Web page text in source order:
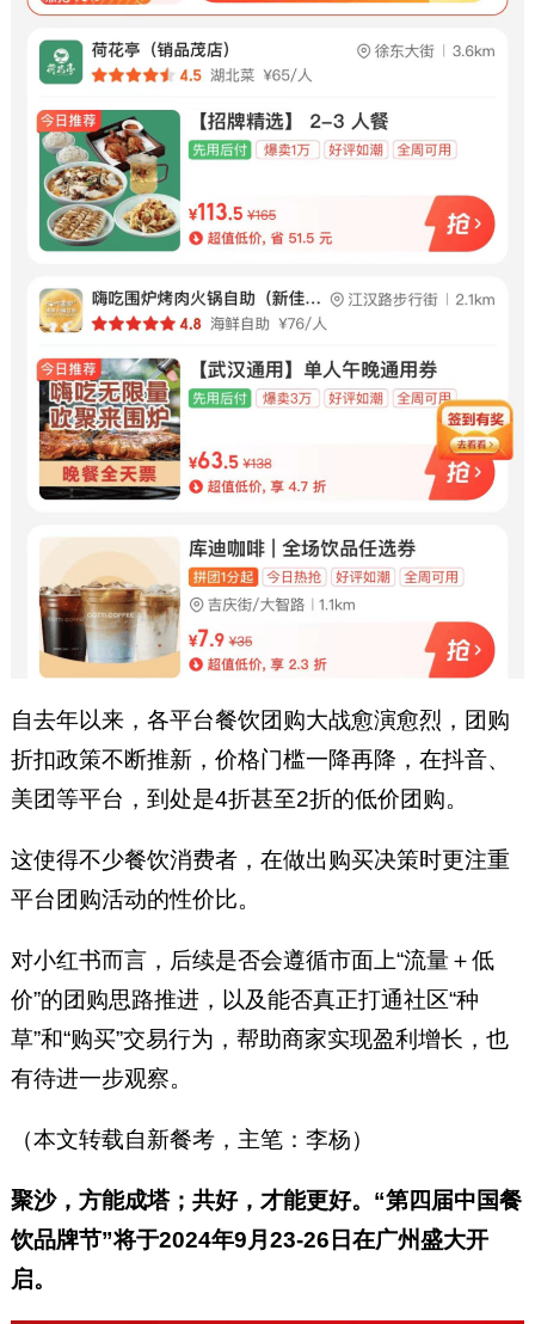
自去年以来，各平台餐饮团购大战愈演愈烈，团购
折扣政策不断推新，价格门槛一降再降，在抖音、
美团等平台，到处是4折甚至2折的低价团购。
这使得不少餐饮消费者，在做出购买决策时更注重
平台团购活动的性价比。
对小红书而言，后续是否会遵循市面上“流量＋低
价”的团购思路推进，以及能否真正打通社区“种
草”和“购买”交易行为，帮助商家实现盈利增长，也
有待进一步观察。
（本文转载自新餐考， 主笔：李杨）
聚沙，方能成塔；共好，才能更好。“第四届中国餐
饮品牌节”将于2024年9月23-26日在广州盛大开
启。